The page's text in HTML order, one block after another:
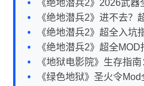
N10通关秘籍
《绝地潜兵2》2026武
的硬核指南
《绝地潜兵2》进不去？
方案《绝地潜兵2》超全入坑
术配合一网打尽
《绝地潜兵2》超全
法骚操作
《地狱电影院》生存指
怖片通关秘籍
《绿色地狱》圣火令